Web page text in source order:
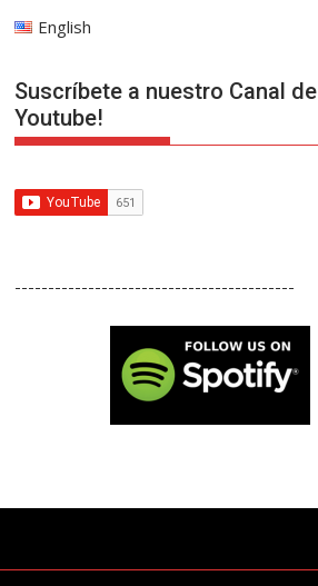
English
Suscríbete a nuestro Canal de
Youtube!
------------------------------------------